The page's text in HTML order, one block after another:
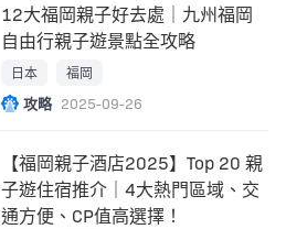
12大福岡親子好去處｜九州福岡
自由行親子遊景點全攻略
日本 福岡
攻略 2025-09-26
【福岡親子酒店2025】Top 20 親
子遊住宿推介｜4大熱門區域、交
通方便、CP值高選擇！